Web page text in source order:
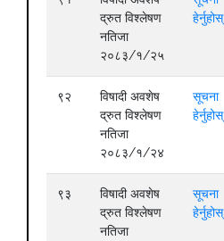
द्रुत विश्लेषण
नतिजा
२०८३/१/२५
हेर्नुहोस्
९२
विषादी अवशेष
द्रुत विश्लेषण
नतिजा
२०८३/१/२४
सूचना
हेर्नुहोस्
९३
विषादी अवशेष
द्रुत विश्लेषण
नतिजा
सूचना
हेर्नुहोस्